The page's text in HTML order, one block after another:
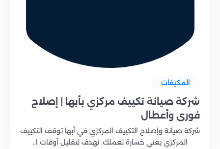
المكيفات
شركة صيانة تكييف مركزي بأبها | إصلاح
فوري وأعطال
شركة صيانة وإصلاح التكييف المركزي في أبها توقف التكييف
المركزي يعني خسارة لعملك. نهدف لتقليل أوقات ا..